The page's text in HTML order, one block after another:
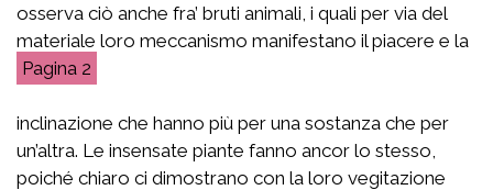
osserva ciò anche fra’ bruti animali, i quali per via del
materiale loro meccanismo manifestano il piacere e la
2
inclinazione che hanno più per una sostanza che per
un’altra. Le insensate piante fanno ancor lo stesso,
poiché chiaro ci dimostrano con la loro vegitazione